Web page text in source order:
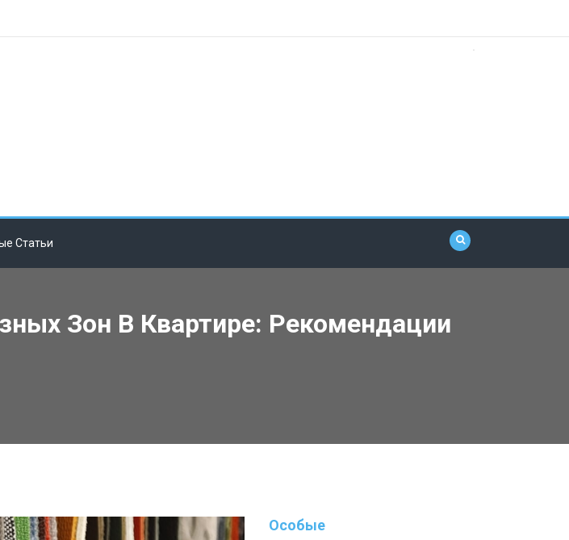
Статьи
Зон В Квартире: Рекомендации
Особые